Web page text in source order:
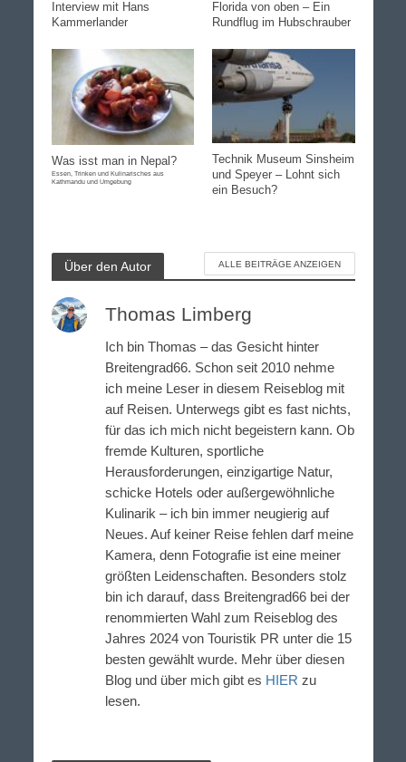
Interview mit Hans
Kammerlander
Florida von oben – Ein
Rundflug im Hubschrauber
Was isst man in Nepal?
Essen, Trinken und Kulinarisches aus
Kathmandu und Umgebung
Technik Museum Sinsheim
und Speyer – Lohnt sich
ein Besuch?
Über den Autor ALLE BEITRÄGE ANZEIGEN
Thomas Limberg
Ich bin Thomas – das Gesicht hinter
Breitengrad66. Schon seit 2010 nehme
ich meine Leser in diesem Reiseblog mit
auf Reisen. Unterwegs gibt es fast nichts,
für das ich mich nicht begeistern kann. Ob
fremde Kulturen, sportliche
Herausforderungen, einzigartige Natur,
schicke Hotels oder außergewöhnliche
Kulinarik – ich bin immer neugierig auf
Neues. Auf keiner Reise fehlen darf meine
Kamera, denn Fotografie ist eine meiner
größten Leidenschaften. Besonders stolz
bin ich darauf, dass Breitengrad66 bei der
renommierten Wahl zum Reiseblog des
Jahres 2024 von Touristik PR unter die 15
besten gewählt wurde. Mehr über diesen
Blog und über mich gibt es HIER zu
lesen.